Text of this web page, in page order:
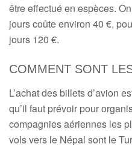
être effectué en espèces.
jours coûte environ 40 €,
jours 120 €.
COMMENT SONT
L’achat des billets d’avion
qu’il faut prévoir pour
compagnies aériennes les
vols vers le Népal sont le